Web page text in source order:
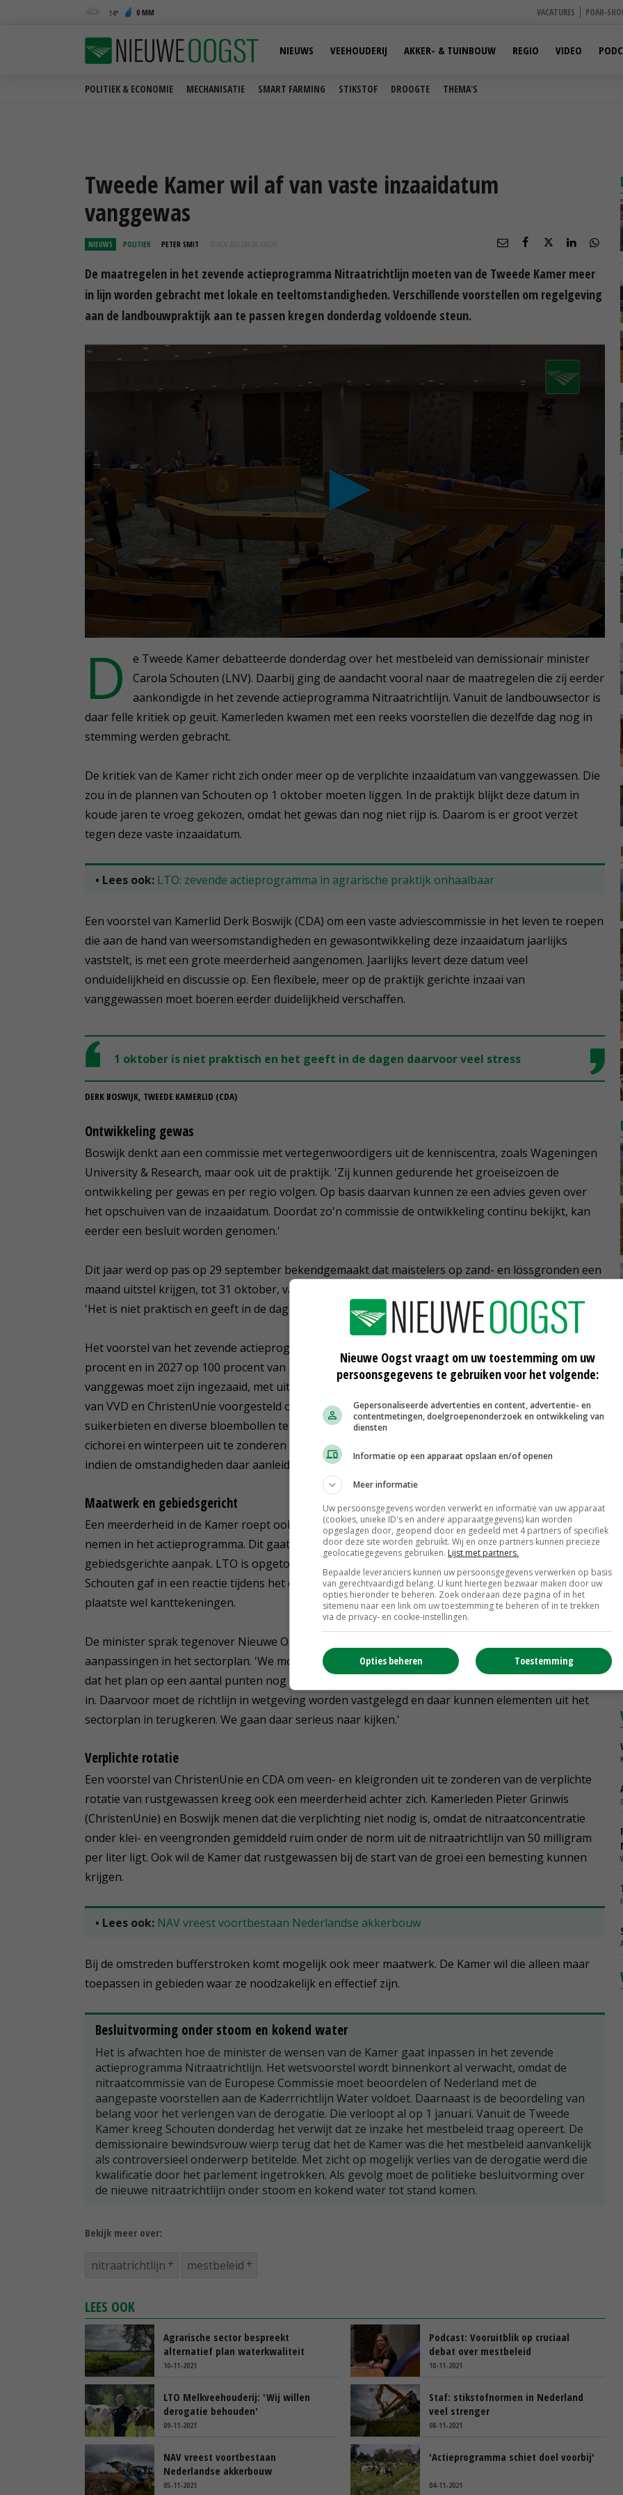
14 0 MM VACATURES POAH-
POLITIEK & ECONOMIE MECHANISATIE SMART FARMING STIKSTOF DROOGTE THEMA'S
NIEUWS VEEHOUDERIJ AKKER- & TUINBOUW REGIO VIDEO
Tweede Kamer wil af van vaste inzaaidatum
vanggewas
NIEUWS POLITIEK PETER SMIT 12 NOV 2021 OM 08:10
De maatregelen in het zevende actieprogramma Nitraatrichtlijn moeten van de Tweede Kamer meer
in lijn worden gebracht met lokale en teeltomstandigheden. Verschillende voorstellen om regelgeving
aan de landbouwpraktijk aan te passen kregen donderdag voldoende steun.
minutes,
19
90%
D
e Tweede Kamer debatteerde donderdag over het mestbeleid van demissionair minister
Carola Schouten (LNV). Daarbij ging de aandacht vooral naar de maatregelen die zij eerder
aankondigde in het zevende actieprogramma Nitraatrichtlijn. Vanuit de landbouwsector is
daar felle kritiek op geuit. Kamerleden kwamen met een reeks voorstellen die dezelfde dag nog in
stemming werden gebracht.
De kritiek van de Kamer richt zich onder meer op de verplichte inzaaidatum van vanggewassen. Die
zou in de plannen van Schouten op 1 oktober moeten liggen. In de praktijk blijkt deze datum in
koude jaren te vroeg gekozen, omdat het gewas dan nog niet rijp is. Daarom is er groot verzet
tegen deze vaste inzaaidatum.
• Lees ook: LTO: zevende actieprogramma in agrarische praktijk onhaalbaar
Een voorstel van Kamerlid Derk Boswijk (CDA) om een vaste adviescommissie in het leven te roepen
die aan de hand van weersomstandigheden en gewasontwikkeling deze inzaaidatum jaarlijks
vaststelt, is met een grote meerderheid aangenomen. Jaarlijks levert deze datum veel
onduidelijkheid en discussie op. Een flexibele, meer op de praktijk gerichte inzaai van
vanggewassen moet boeren eerder duidelijkheid verschaffen.
1 oktober is niet praktisch en het geeft in de dagen daarvoor veel stress
DERK BOSWIJK, TWEEDE KAMERLID (CDA)
Ontwikkeling gewas
Boswijk denkt aan een commissie met vertegenwoordigers uit de kenniscentra, zoals Wageningen
University & Research, maar ook uit de praktijk. 'Zij kunnen gedurende het groeiseizoen de
ontwikkeling per gewas en per regio volgen. Op basis daarvan kunnen ze een advies geven over
het opschuiven van de inzaaidatum. Doordat zo'n commissie de ontwikkeling continu bekijkt, kan
eerder een besluit worden genomen.'
Dit jaar werd op pas op 29 september bekendgemaakt dat maistelers op zand- en lössgronden een
maand uitstel krijgen, tot 31 oktober, van de vanggewasverplichting. 'Dat is te laat', vindt Boswijk.
'Het is niet praktisch en geeft in de dagen daarvoor veel stress.'
Het voorstel van het zevende actieprogramma Nitraatrichtlijn schrijft ook voor dat in 2023 op 60
procent en in 2027 op 100 procent van alle zand- en lössgronden uiterlijk op 1 oktober een
vanggewas moet zijn ingezaaid, met uitzondering van winterteelten. De Kamer heeft op initiatief
van VVD en ChristenUnie voorgesteld om hiertoe in elk geval meerjarige teelten, wintergroenten,
suikerbieten en diverse bloembollen te rekenen. Verder vraagt de Kamer om zetmeelaardappelen,
cichorei en winterpeen uit te zonderen van verplichte inzaai van een vanggewas per 1 oktobe,r
indien de omstandigheden daar aanleiding toe geven.
Maatwerk en gebiedsgericht
Een meerderheid in de Kamer roept ook op hetsectorplan van LTO Nederland en NAJK op te
nemen in het actieprogramma. Dit gaat uit van meer maatwerk op bedrijfsniveau en een
gebiedsgerichte aanpak. LTO is opgetogen over de steun in de Kamer voor het sectorplan.
Schouten gaf in een reactie tijdens het debat aan het initiatief vanuit de sector te waarderen. Ze
plaatste wel kanttekeningen.
De minister sprak tegenover Nieuwe Oogst de zorg uit over de handhaafbaarheid van de
aanpassingen in het sectorplan. 'We moeten dat in Brussel kunnen aantonen. Mijn inschatting is
dat het plan op een aantal punten nog niet rijp genoeg is. De nitraatrichtlijn gaat op 1 januari 2023
in. Daarvoor moet de richtlijn in wetgeving worden vastgelegd en daar kunnen elementen uit het
sectorplan in terugkeren. We gaan daar serieus naar kijken.'
Verplichte rotatie
Een voorstel van ChristenUnie en CDA om veen- en kleigronden uit te zonderen van de verplichte
rotatie van rustgewassen kreeg ook een meerderheid achter zich. Kamerleden Pieter Grinwis
(ChristenUnie) en Boswijk menen dat die verplichting niet nodig is, omdat de nitraatconcentratie
onder klei- en veengronden gemiddeld ruim onder de norm uit de nitraatrichtlijn van 50 milligram
per liter ligt. Ook wil de Kamer dat rustgewassen bij de start van de groei een bemesting kunnen
krijgen.
• Lees ook: NAV vreest voortbestaan Nederlandse akkerbouw
Bij de omstreden bufferstroken komt mogelijk ook meer maatwerk. De Kamer wil die alleen maar
toepassen in gebieden waar ze noodzakelijk en effectief zijn.
Besluitvorming onder stoom en kokend water
Het is afwachten hoe de minister de wensen van de Kamer gaat inpassen in het zevende
actieprogramma Nitraatrichtlijn. Het wetsvoorstel wordt binnenkort al verwacht, omdat de
nitraatcommissie van de Europese Commissie moet beoordelen of Nederland met de
aangepaste voorstellen aan de Kaderrrichtlijn Water voldoet. Daarnaast is de beoordeling van
belang voor het verlengen van de derogatie. Die verloopt al op 1 januari. Vanuit de Tweede
Kamer kreeg Schouten donderdag het verwijt dat ze inzake het mestbeleid traag opereert. De
demissionaire bewindsvrouw wierp terug dat het de Kamer was die het mestbeleid aanvankelijk
als controversieel onderwerp betitelde. Met zicht op mogelijk verlies van de derogatie werd die
kwalificatie door het parlement ingetrokken. Als gevolg moet de politieke besluitvorming over
de nieuwe nitraatrichtlijn onder stoom en kokend water tot stand komen.
Bekijk meer over:
nitraatrichtlijn mestbeleid
LEES OOK
Agrarische sector bespreekt
alternatief plan waterkwaliteit
10-11-2021
Podcast: Vooruitblik op cruciaal
debat over mestbeleid
10-11-2021
LTO Melkveehouderij: 'Wij willen
derogatie behouden'
09-11-2021
Staf: stikstofnormen in Nederland
veel strenger
08-11-2021
NAV vreest voortbestaan
Nederlandse akkerbouw
05-11-2021
'Actieprogramma schiet doel voorbij'
04-11-2021
Nieuwe Oogst vraagt om uw toestemming om uw
persoonsgegevens te gebruiken voor het volgende:
Gepersonaliseerde advertenties en content, advertentie- en
contentmetingen, doelgroepenonderzoek en ontwikkeling van
diensten
Informatie op een apparaat opslaan en/of openen
Meer informatie
Uw persoonsgegevens worden verwerkt en informatie van uw apparaat
(cookies, unieke ID's en andere apparaatgegevens) kan worden
opgeslagen door, geopend door en gedeeld met 4 partners of specifiek
door deze site worden gebruikt. Wij en onze partners kunnen precieze
geolocatiegegevens gebruiken. Lijst met partners.
Bepaalde leveranciers kunnen uw persoonsgegevens verwerken op basis
van gerechtvaardigd belang. U kunt hiertegen bezwaar maken door uw
opties hieronder te beheren. Zoek onderaan deze pagina of in het
sitemenu naar een link om uw toestemming te beheren of in te trekken
via de privacy- en cookie-instellingen.
Toestemming
Opties beheren